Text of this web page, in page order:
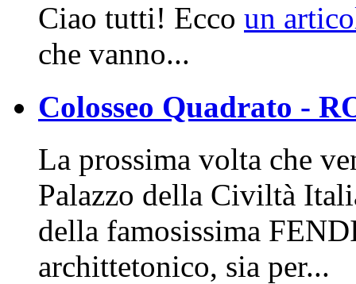
Ciao tutti! Ecco un
che vanno...
Colosseo Quadrato -
La prossima volta che
Palazzo della Civiltà
della famosissima
archittetonico, sia per...